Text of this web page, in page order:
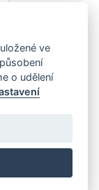
.
|
ve
o udělení